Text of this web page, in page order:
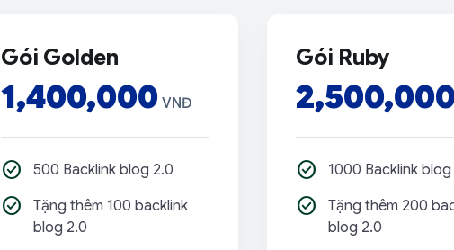
Gói Golden
1,400,000 VNĐ
check_circle 500 Backlink blog 2.0
check_circle
Tặng thêm 100 backlink
blog 2.0
Gói Ruby
check_circle 1000 Backlink
check_circle
Tặng thêm 200
blog 2.0